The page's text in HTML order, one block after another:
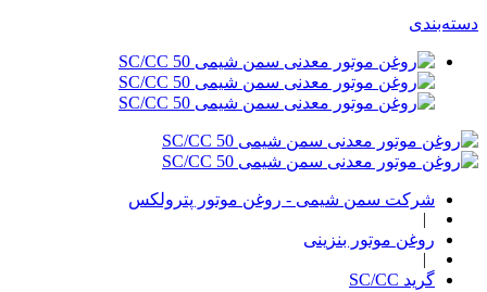
دسته‌بندی‌
شرکت سمن شیمی - روغن موتور پترولکس
|
روغن موتور بنزینی
|
گرید SC/CC